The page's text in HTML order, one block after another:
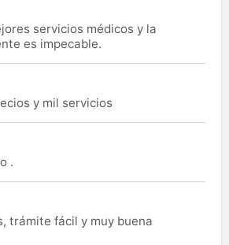
servicios médicos y la
es impecable.
y mil servicios
.
trámite fácil y muy buena